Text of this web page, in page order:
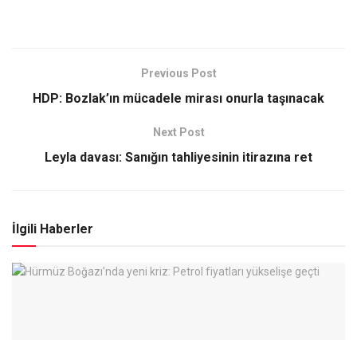
Previous Post
HDP: Bozlak’ın mücadele mirası onurla taşınacak
Next Post
Leyla davası: Sanığın tahliyesinin itirazına ret
İlgili Haberler